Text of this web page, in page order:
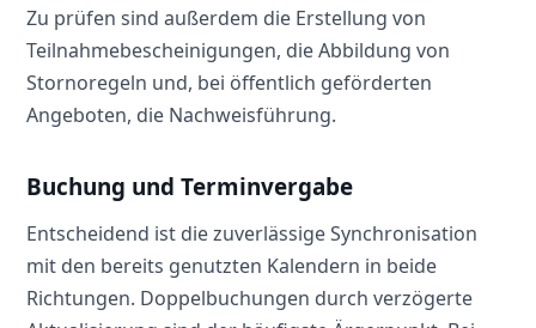
Zu prüfen sind außerdem die Erstellung von
Teilnahmebescheinigungen, die Abbildung von
Stornoregeln und, bei öffentlich geförderten
Angeboten, die Nachweisführung.
Buchung und Terminvergabe
Entscheidend ist die zuverlässige Synchronisation
mit den bereits genutzten Kalendern in beide
Richtungen. Doppelbuchungen durch verzögerte